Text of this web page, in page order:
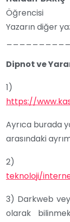
Öğrencisi
Yazarın diğer
Dipnot ve
1)
https://
Ayrıca burada
arasındaki
teknoloji/
3) Darkweb
olarak